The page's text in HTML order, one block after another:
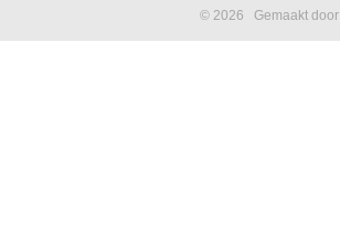
© 2026 Gemaakt door